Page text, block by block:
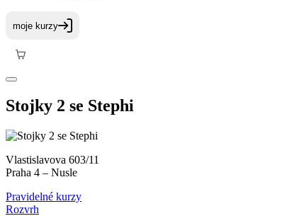
Stojky 2 se Stephi
Vlastislavova 603/11
Praha 4 – Nusle
Pravidelné kurzy
Rozvrh